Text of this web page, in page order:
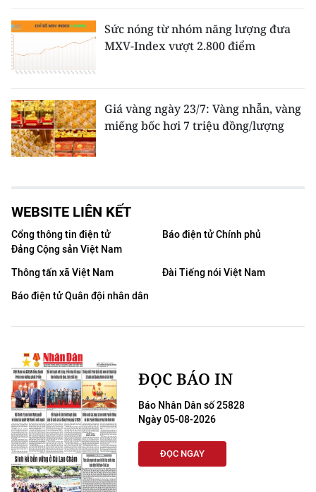
Sức nóng từ nhóm năng lượng đưa
MXV-Index vượt 2.800 điểm
Giá vàng ngày 23/7: Vàng nhẫn, vàng
miếng bốc hơi 7 triệu đồng/lượng
WEBSITE LIÊN KẾT
Cổng thông tin điện tử
Đảng Cộng sản Việt Nam
Báo điện tử Chính phủ
Thông tấn xã Việt Nam
Đài Tiếng nói Việt Nam
Báo điện tử Quân đội nhân dân
ĐỌC BÁO IN
Báo Nhân Dân số 25828
Ngày 05-08-2026
ĐỌC NGAY